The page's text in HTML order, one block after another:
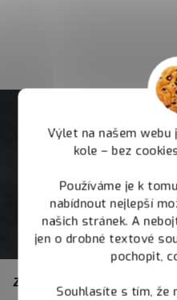
Výlet na našem webu
kole – bez
Používáme je k
nabídnout nejlepší
našich stránek. A
jen o drobné textové
pochopit,
Souhlasíte s tím, že
Zákaznický servis